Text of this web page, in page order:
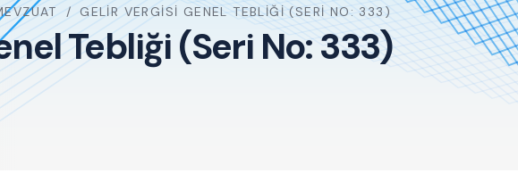
GELIR VERGISI GENEL TEBLIĞI (SERI NO: 333)
Tebliği (Seri No: 333)